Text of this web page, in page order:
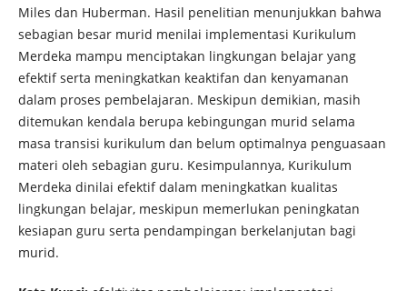
Miles dan Huberman. Hasil penelitian menunjukkan bahwa
sebagian besar murid menilai implementasi Kurikulum
Merdeka mampu menciptakan lingkungan belajar yang
efektif serta meningkatkan keaktifan dan kenyamanan
dalam proses pembelajaran. Meskipun demikian, masih
ditemukan kendala berupa kebingungan murid selama
masa transisi kurikulum dan belum optimalnya penguasaan
materi oleh sebagian guru. Kesimpulannya, Kurikulum
Merdeka dinilai efektif dalam meningkatkan kualitas
lingkungan belajar, meskipun memerlukan peningkatan
kesiapan guru serta pendampingan berkelanjutan bagi
murid.